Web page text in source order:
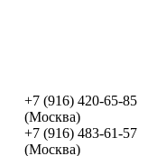
+7 (916) 420-65-85
(Москва)
+7 (916) 483-61-57
(Москва)